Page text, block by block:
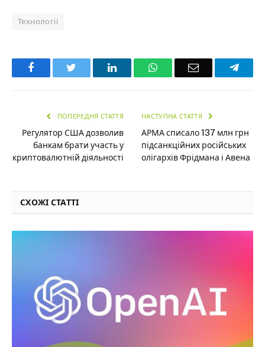
Технології
Facebook LinkedInWhatsAppEmail
ПОПЕРЕДНЯ СТАТТЯ
Регулятор США дозволив
банкам брати участь у
криптовалютній діяльності
НАСТУПНА СТАТТЯ
АРМА списало 137 млн грн
підсанкційних російських
олігархів Фрідмана і Авена
СХОЖІ СТАТТІ